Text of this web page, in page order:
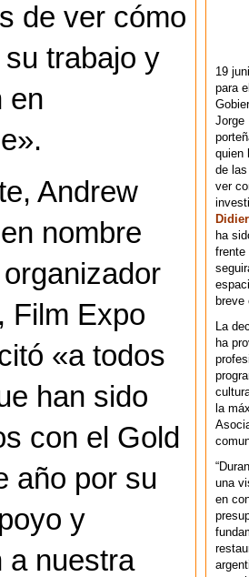
de ver cómo
trabajo y
en
Andrew
nombre
Film Expo
«a todos
han sido
con el Gold
año por su
y
a nuestra
19
para
Jorge
quien
de
ver
Didier
ha
frente
breve
La
ha
la
una
en